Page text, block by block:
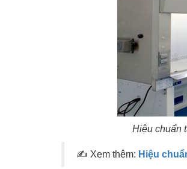
Hiệu chuẩn
✍ Xem thêm: Hiệu